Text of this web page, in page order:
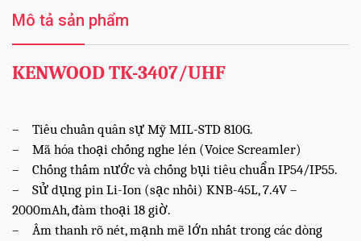
Mô tả sản phẩm
KENWOOD TK-3407/UHF
– Tiêu chuần quân sự Mỹ MIL-STD 810G.
– Mã hóa thoại chống nghe lén (Voice Screamler)
– Chống thấm nước và chống bụi tiêu chuẩn IP54/IP55.
– Sử dụng pin Li-Ion (sạc nhồi) KNB-45L, 7.4V –
2000mAh, đàm thoại 18 giờ.
– Âm thanh rõ nét, mạnh mẽ lớn nhất trong các dòng